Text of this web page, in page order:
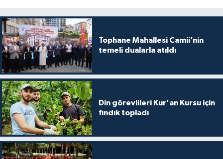
Tophane Mahallesi Camii’nin
temeli dualarla atıldı
Din görevlileri Kur'an Kursu için
fındık topladı
İzmir Müftülüğü
Kahramanmaraş Müftülüğü
Karabük Müftülüğü
Karaman Müftülüğü
Kars Müftülüğü
Kastamonu Müftülüğü